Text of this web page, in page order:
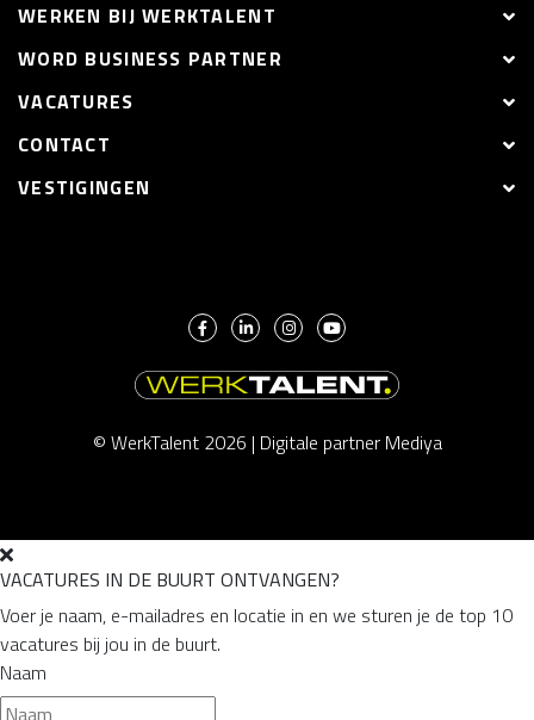
WERKEN BIJ WERKTALENT
WORD BUSINESS PARTNER
VACATURES
CONTACT
VESTIGINGEN
© WerkTalent 2026 | Digitale partner Mediya
VACATURES IN DE BUURT ONTVANGEN?
Voer je naam, e-mailadres en locatie in en we sturen je de top 10
vacatures bij jou in de buurt.
Naam